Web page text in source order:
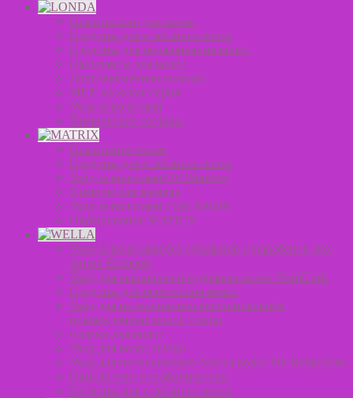
Осветлители для волос
Средства для стайлинга волос
Средства для окрашивания волос
Оксиданты для волос
Долговременная укладка
MEN мужская серия
Уход за волосами
Химические составы
Осветление волос
Средства для стайлинга волос
Уход за волосами Oil Wonders
Химическая завивка
Уход за волосами Total Results
Окрашивание MATRIX
Уход за волосами без сульфатов и парабенов эко-
линия Elements
Уход для вьющихся и кудрявых волос NutriCurls
Средства для осветления волос
Уход для интенсивного восстановления
поврежденных волос Fusion
Краски для волос
Уход для волос Invigo
Уход для интенсивного блеска волос Oil Reflections
Окислители и стабилизаторы
Средства для стайлинга волос